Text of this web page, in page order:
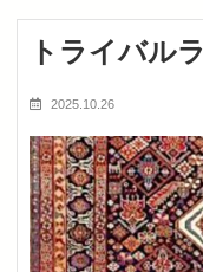
トライバル
2025.10.26